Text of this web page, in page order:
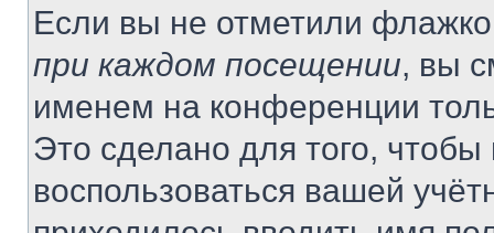
Если вы не отметили
при каждом посещении, вы
именем на конференции
Это сделано для того, чтобы
воспользоваться вашей